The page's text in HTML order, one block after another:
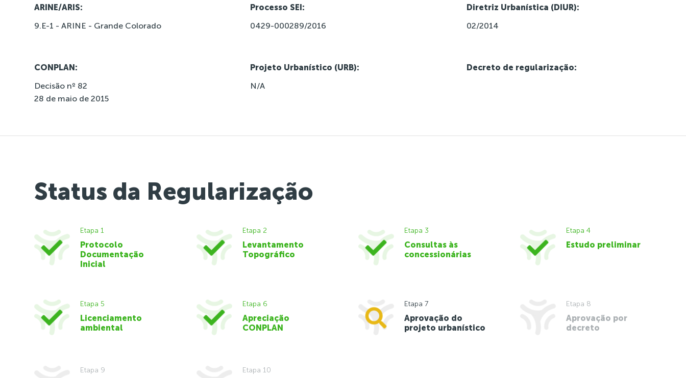
ARINE/ARIS:
9.E-1 - ARINE - Grande Colorado
Processo SEI:
0429-000289/2016
Diretriz Urbanística (DIUR):
02/2014
CONPLAN:
Decisão nº 82
28 de maio de 2015
Projeto Urbanístico (URB):
N/A
Decreto de regularização:
Status da Regularização
Etapa 1
Protocolo
Documentação
Inicial
Etapa 2
Levantamento
Topográfico
Etapa 3
Consultas às
concessionárias
Etapa 4
Estudo preliminar
Etapa 5
Licenciamento
ambiental
Etapa 6
Apreciação
CONPLAN
Etapa 7
Aprovação do
projeto urbanístico
Etapa 8
Aprovação por
decreto
Etapa 9 Etapa 10